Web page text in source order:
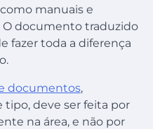
manuais e
O documento traduzido
fazer toda a diferença
documentos,
deve ser feita por
na área, e não por